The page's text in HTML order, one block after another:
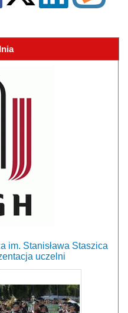
im. Stanisława Staszica
uczelni